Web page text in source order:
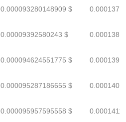
0.000093280148909 $
0.00009392580243 $
0.000094624551775 $
0.000095287186655 $
0.000095957595558 $